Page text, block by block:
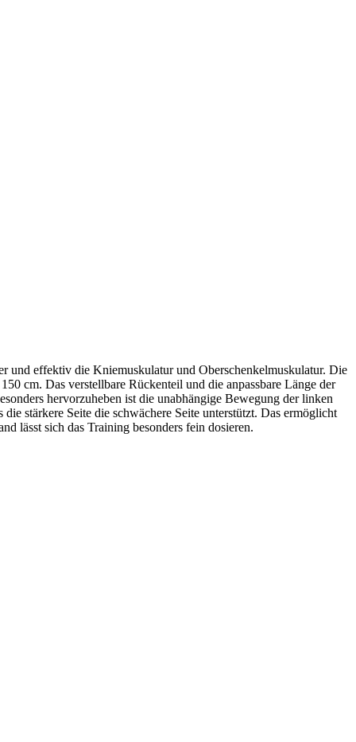
und effektiv die Kniemuskulatur und Oberschenkelmuskulatur. Die
cm. Das verstellbare Rückenteil und die anpassbare Länge der
hervorzuheben ist die unabhängige Bewegung der linken
stärkere Seite die schwächere Seite unterstützt. Das ermöglicht
lässt sich das Training besonders fein dosieren.